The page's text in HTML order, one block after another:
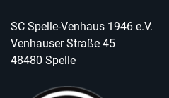
SC Spelle-Venhaus 1946 e.V.
Venhauser Straße 45
48480 Spelle